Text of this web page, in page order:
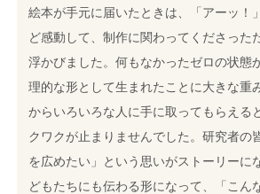
絵本が手元に届いたときは、「アーッ！
ど感動して、制作に関わってくださった
浮かびました。 何もなかったゼロの状態
理的な形として生まれたことに大きな重
からいろいろな人に手に取ってもらえる
クワクが止まりませんでした。 研究者の
を広めたい」という思いがストーリーに
どもたちにも伝わる形になって、「こん